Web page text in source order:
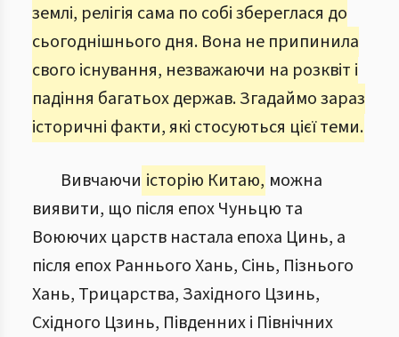
землі, релігія сама по собі збереглася до
сьогоднішнього дня. Вона не припинила
свого існування, незважаючи на розквіт і
падіння багатьох держав. Згадаймо зараз
історичні факти, які стосуються цієї теми.
Вивчаючи історію Китаю, можна
виявити, що після епох Чуньцю та
Воюючих царств настала епоха Цинь, а
після епох Раннього Хань, Сінь, Пізнього
Хань, Трицарства, Західного Цзинь,
Східного Цзинь, Південних і Північних